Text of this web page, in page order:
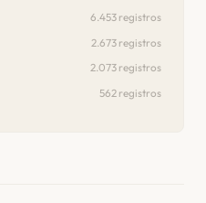
6.453 registros
2.673 registros
2.073 registros
562 registros